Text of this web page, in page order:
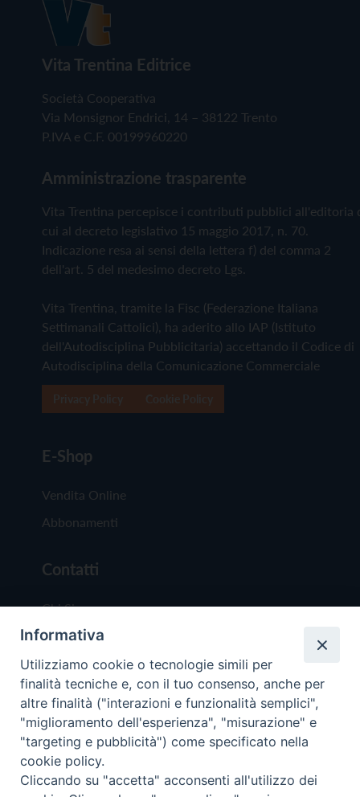
Vita Trentina Editrice
Società Cooperativa
Via Monsignor Endrici, 14 – 38122 Trento
P.IVA e C.F. 00199960220
Amministrazione trasparente
Vita Trentina percepisce i contributi pubblici all'editoria
cui al decreto legislativo 15 maggio 2017, n. 70.
Indicazione resa ai sensi della lettera f) del comma 2
dell'art. 5 del medesimo decreto Lgs.
Vita Trentina, tramite la Fisc (Federazione Italiana
Settimanali Cattolici), ha aderito allo IAP (Istituto
dell'Autodisciplina Pubblicitaria) accettando il Codice di
Autodisciplina della Comunicazione Commerciale
E-Shop
Vendita Online
Abbonamenti
Contatti
Chi Siamo
Redazione
Scrivici
Copyright © 2019 - Tutti i diritti riservati - Vita
Trentina Editrice
Informativa
Utilizziamo cookie o tecnologie simili per
finalità tecniche e, con il tuo consenso, anche per
altre finalità ("interazioni e funzionalità semplici",
"miglioramento dell'esperienza", "misurazione" e
"targeting e pubblicità") come specificato nella
cookie policy.
Cliccando su "accetta" acconsenti all'utilizzo dei